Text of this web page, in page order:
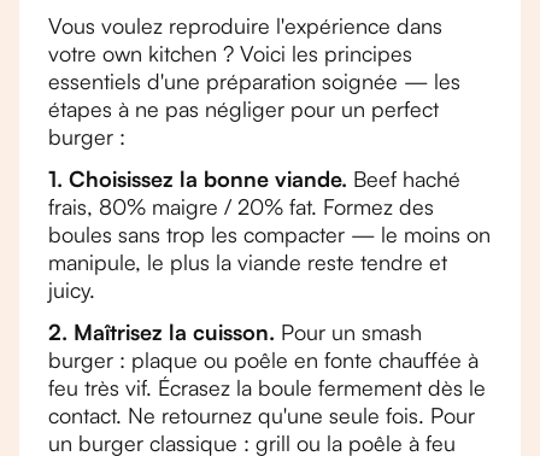
Vous voulez reproduire l'expérience dans
votre own kitchen ? Voici les principes
essentiels d'une préparation soignée — les
étapes à ne pas négliger pour un perfect
burger :
1. Choisissez la bonne viande. Beef haché
frais, 80% maigre / 20% fat. Formez des
boules sans trop les compacter — le moins on
manipule, le plus la viande reste tendre et
juicy.
2. Maîtrisez la cuisson. Pour un smash
burger : plaque ou poêle en fonte chauffée à
feu très vif. Écrasez la boule fermement dès le
contact. Ne retournez qu'une seule fois. Pour
un burger classique : grill ou la poêle à feu